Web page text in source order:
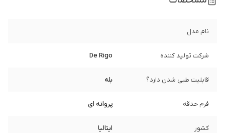
نام مدل
شرکت تولید کننده De Rigo
قابلیت طبی شدن دارد؟ بله
فرم حدقه پروانه ای
کشور ایتالیا